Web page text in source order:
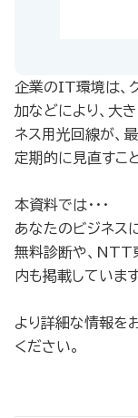
企業のIT環境は、
加などにより、大
ネス用光回線が、
定期的に見直すこ
本資料では・・・
あなたのビジネス
無料診断や、NTT
内も掲載しています
より詳細な情報を
ください。